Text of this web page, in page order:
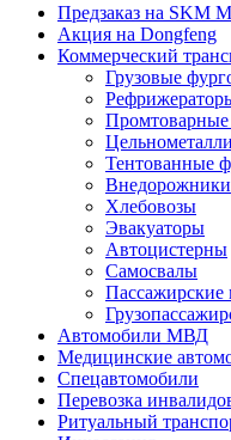
Предзаказ на SKM
Акция на Dongfeng
Коммерческий
Грузовые
Тентованные
Внедорожники
Хлебовозы
Эвакуаторы
Автоцистерны
Самосвалы
Пассажирские
Автомобили МВД
Медицинские
Спецавтомобили
Перевозка
Ритуальный